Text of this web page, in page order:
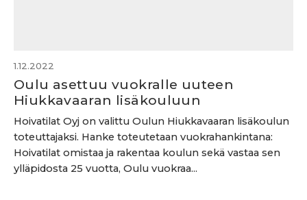
1.12.2022
Oulu asettuu vuokralle uuteen
Hiukkavaaran lisäkouluun
Hoivatilat Oyj on valittu Oulun Hiukkavaaran lisäkoulun
toteuttajaksi. Hanke toteutetaan vuokrahankintana:
Hoivatilat omistaa ja rakentaa koulun sekä vastaa sen
ylläpidosta 25 vuotta, Oulu vuokraa...